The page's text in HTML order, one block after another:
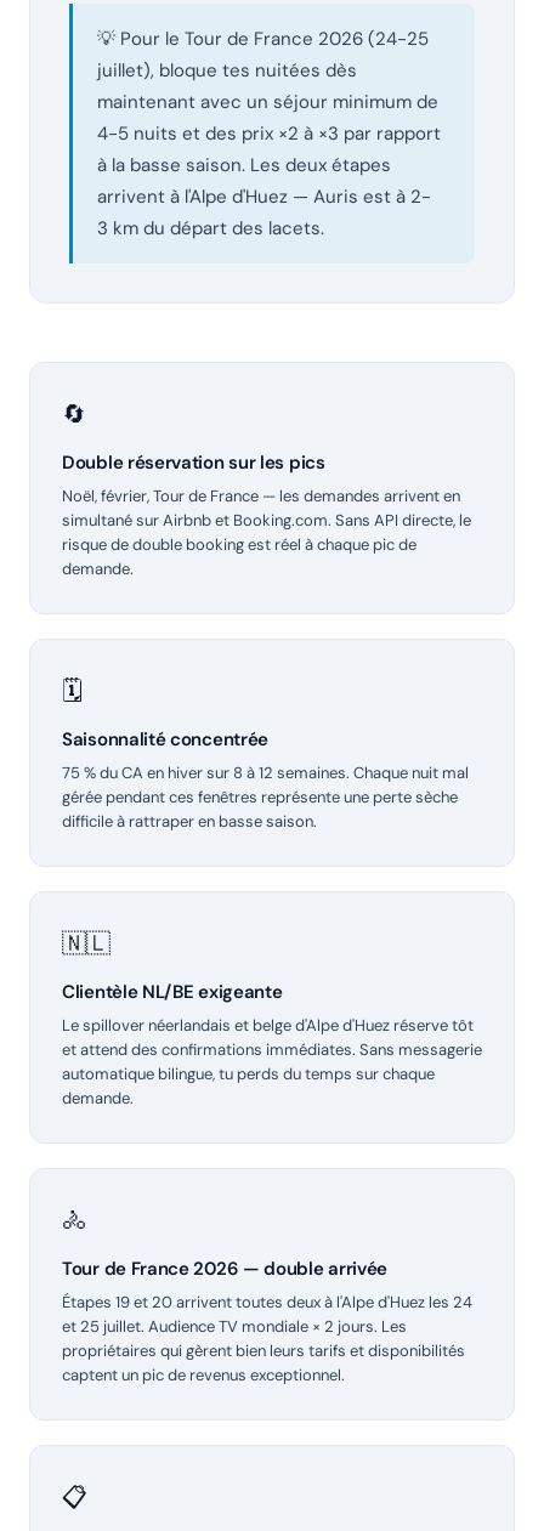
💡 Pour le Tour de France 2026 (24-25
juillet), bloque tes nuitées dès
maintenant avec un séjour minimum de
4-5 nuits et des prix ×2 à ×3 par rapport
à la basse saison. Les deux étapes
arrivent à l'Alpe d'Huez — Auris est à 2-
3 km du départ des lacets.
🔄
Double réservation sur les pics
Noël, février, Tour de France — les demandes arrivent en
simultané sur Airbnb et Booking.com. Sans API directe, le
risque de double booking est réel à chaque pic de
demande.
🗓️
Saisonnalité concentrée
75 % du CA en hiver sur 8 à 12 semaines. Chaque nuit mal
gérée pendant ces fenêtres représente une perte sèche
difficile à rattraper en basse saison.
🇳🇱
Clientèle NL/BE exigeante
Le spillover néerlandais et belge d'Alpe d'Huez réserve tôt
et attend des confirmations immédiates. Sans messagerie
automatique bilingue, tu perds du temps sur chaque
demande.
🚴
Tour de France 2026 — double arrivée
Étapes 19 et 20 arrivent toutes deux à l'Alpe d'Huez les 24
et 25 juillet. Audience TV mondiale × 2 jours. Les
propriétaires qui gèrent bien leurs tarifs et disponibilités
captent un pic de revenus exceptionnel.
📋